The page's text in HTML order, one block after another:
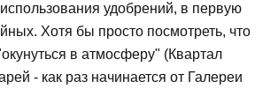
удобрений, в первую
Хотя бы просто посмотреть, что
в атмосферу" (Квартал
- как раз начинается от Галереи